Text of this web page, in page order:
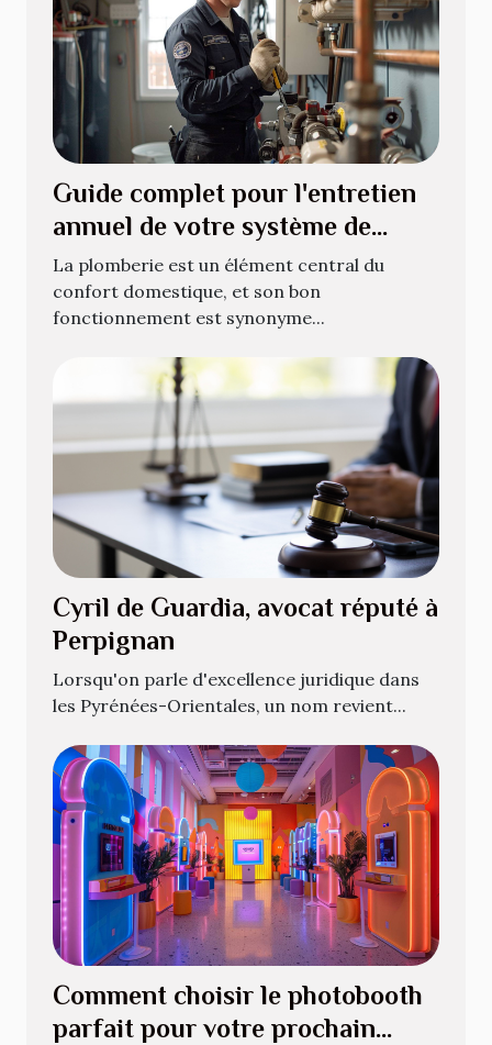
Guide complet pour l'entretien
annuel de votre système de
plomberie
La plomberie est un élément central du
confort domestique, et son bon
fonctionnement est synonyme...
Cyril de Guardia, avocat réputé à
Perpignan
Lorsqu'on parle d'excellence juridique dans
les Pyrénées-Orientales, un nom revient...
Comment choisir le photobooth
parfait pour votre prochain